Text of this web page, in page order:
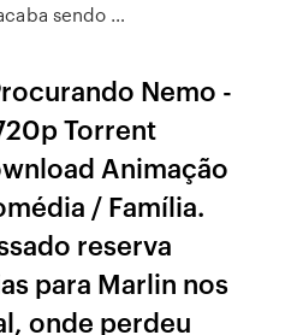
sendo …
Nemo -
Torrent
Animação
/ Família.
reserva
para Marlin nos
onde perdeu